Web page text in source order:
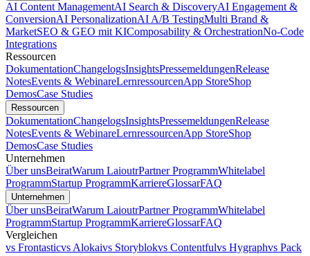
AI Content ManagementAI Search & DiscoveryAI Engagement &
ConversionAI PersonalizationAI A/B TestingMulti Brand &
MarketSEO & GEO mit KIComposability & OrchestrationNo-Code
Integrations
Ressourcen
DokumentationChangelogsInsightsPressemeldungenRelease
NotesEvents & WebinareLernressourcenApp StoreShop
DemosCase Studies
Ressourcen
DokumentationChangelogsInsightsPressemeldungenRelease
NotesEvents & WebinareLernressourcenApp StoreShop
DemosCase Studies
Unternehmen
Über unsBeiratWarum LaioutrPartner ProgrammWhitelabel
ProgrammStartup ProgrammKarriereGlossarFAQ
Unternehmen
Über unsBeiratWarum LaioutrPartner ProgrammWhitelabel
ProgrammStartup ProgrammKarriereGlossarFAQ
Vergleichen
vs Frontasticvs Alokaivs Storyblokvs Contentfulvs Hygraphvs Pack